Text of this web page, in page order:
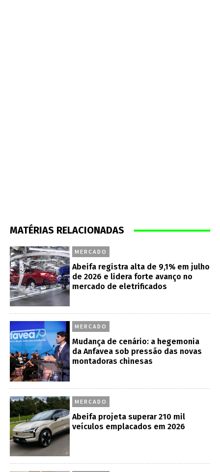
MATÉRIAS RELACIONADAS
MERCADO
Abeifa registra alta de 9,1% em julho
de 2026 e lidera forte avanço no
mercado de eletrificados
MERCADO
Mudança de cenário: a hegemonia
da Anfavea sob pressão das novas
montadoras chinesas
MERCADO
Abeifa projeta superar 210 mil
veículos emplacados em 2026